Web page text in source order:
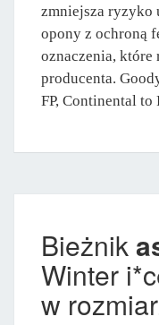
zmniejsza ryzyko
opony z ochroną
oznaczenia, które
producenta.
FP, Continental to
Bieżnik
Winter
w